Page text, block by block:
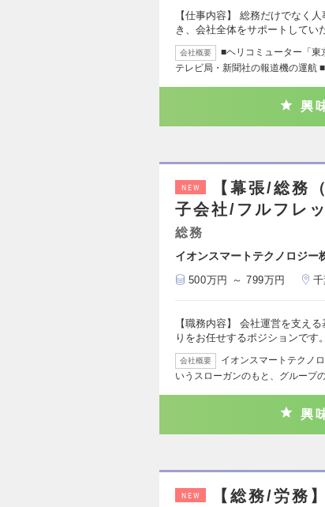
【仕事内容】 総務だけでなく
き、会社全体をサポートして
会社概要
■ヘリコミューター「東
テレビ局・新聞社の報道機の運航
興
NEW
【幕張/総務
子会社/フルフレ
総務
イオンスマートテクノロジー
500万円 ～ 799万円
【職務内容】 会社運営を支え
りをお任せするポジションです
会社概要
イオンスマートテクノ
いうスローガンのもと、グループ
興
NEW
【総務/労務